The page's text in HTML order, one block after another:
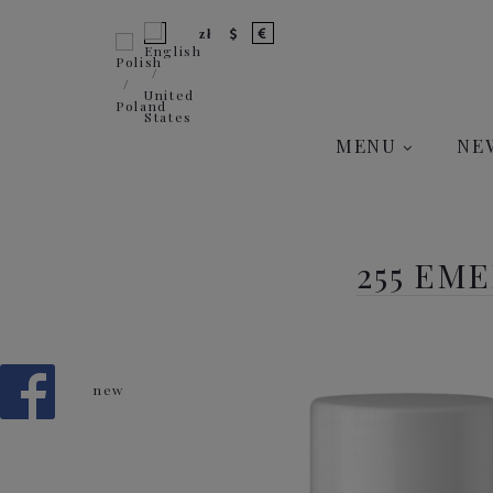
MENU
255
new